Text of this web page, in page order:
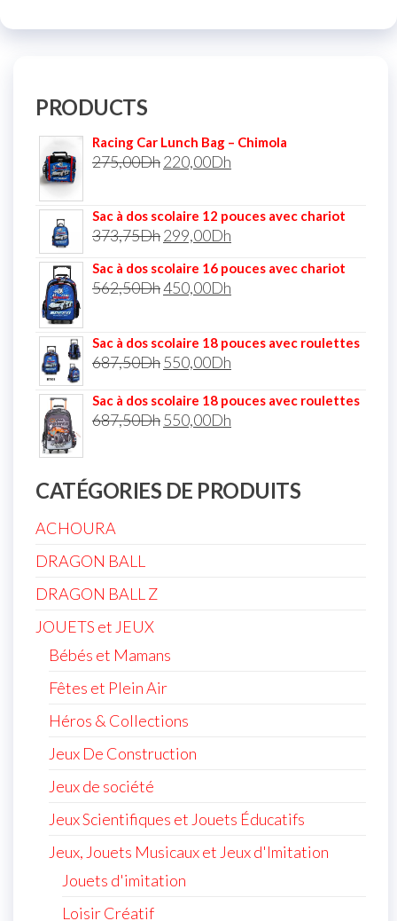
PRODUCTS
Racing Car Lunch Bag – Chimola
275,00Dh220,00Dh
Sac à dos scolaire 12 pouces avec chariot
373,75Dh299,00Dh
Sac à dos scolaire 16 pouces avec chariot
562,50Dh450,00Dh
Sac à dos scolaire 18 pouces avec roulettes
687,50Dh550,00Dh
Sac à dos scolaire 18 pouces avec roulettes
687,50Dh550,00Dh
CATÉGORIES DE PRODUITS
ACHOURA
DRAGON BALL
DRAGON BALL Z
JOUETS et JEUX
Bébés et Mamans
Fêtes et Plein Air
Héros & Collections
Jeux De Construction
Jeux de société
Jeux Scientifiques et Jouets Éducatifs
Jeux, Jouets Musicaux et Jeux d'Imitation
Jouets d'imitation
Loisir Créatif